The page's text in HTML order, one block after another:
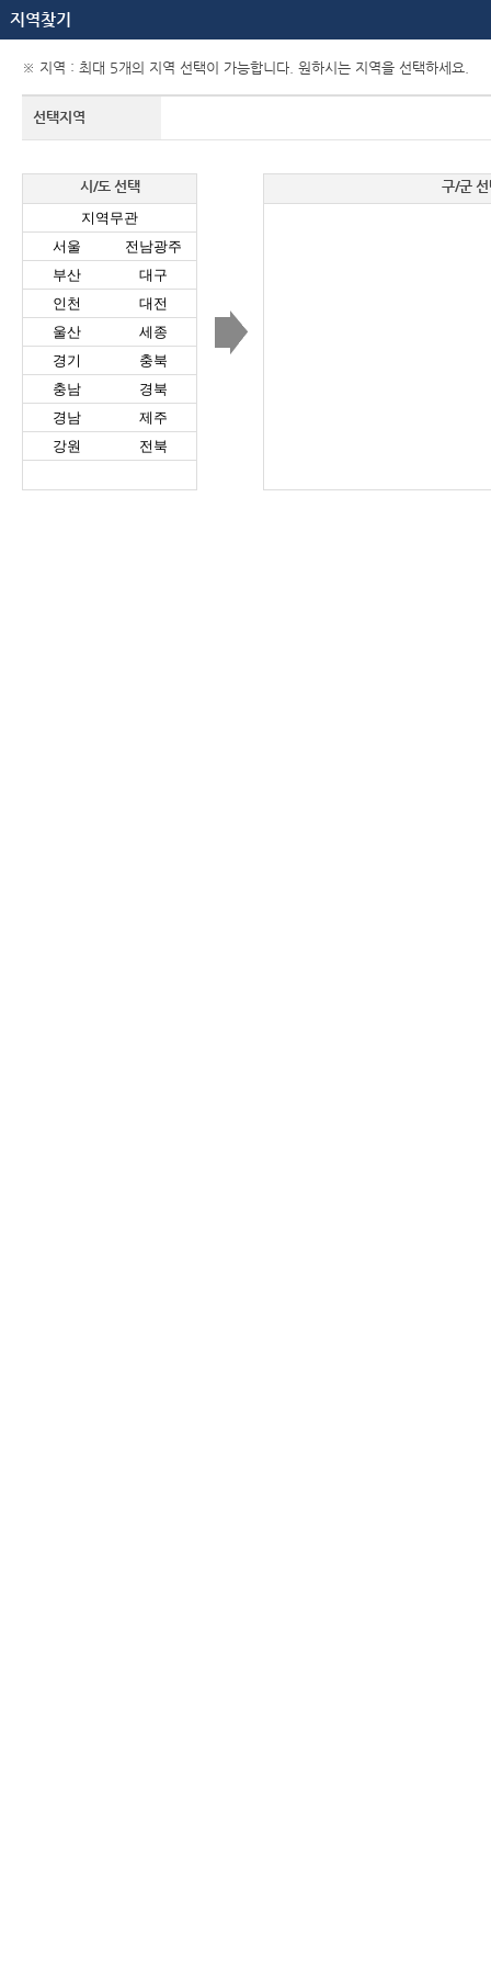
지역찾기
※ 지역 : 최대 5개의 지역 선택이 가능합니다. 원하시는 지역을 선택하세요.
선택지역
시/도 선택
지역무관
서울
전남광주
부산
대구
인천
대전
울산
세종
경기
충북
충남
경북
경남
제주
강원
전북
구/군 선